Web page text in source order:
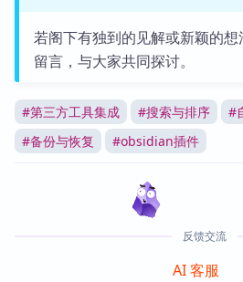
若阁下有独到的见解或新颖的
留言，与大家共同探讨。
#第三方工具集成 #搜索与排序 #
#备份与恢复 #obsidian插件
反馈交流
AI 客服